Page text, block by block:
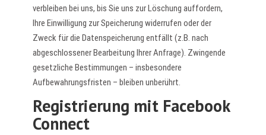
verbleiben bei uns, bis Sie uns zur Löschung auffordern,
Ihre Einwilligung zur Speicherung widerrufen oder der
Zweck für die Datenspeicherung entfällt (z.B. nach
abgeschlossener Bearbeitung Ihrer Anfrage). Zwingende
gesetzliche Bestimmungen – insbesondere
Aufbewahrungsfristen – bleiben unberührt.
Registrierung mit Facebook
Connect